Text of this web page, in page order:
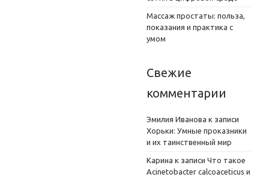
Массаж простаты: польза,
показания и практика с
умом
Свежие
комментарии
Эмилия Иванова к записи
Хорьки: Умные проказники
и их таинственный мир
Карина к записи Что такое
Acinetobacter calcoaceticus и